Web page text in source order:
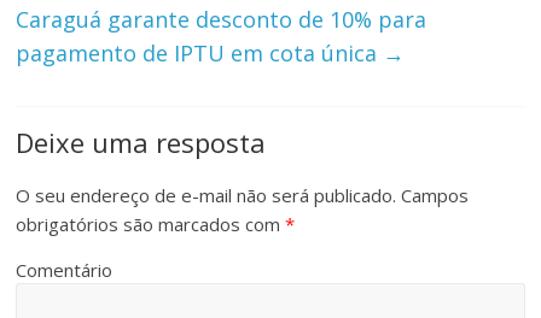
Caraguá garante desconto de 10% para
pagamento de IPTU em cota única →
Deixe uma resposta
O seu endereço de e-mail não será publicado. Campos
obrigatórios são marcados com*
Comentário